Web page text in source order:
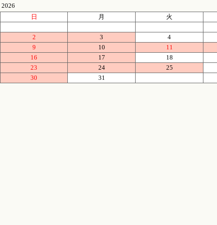
2026
日
月 火
2 3
4
9
10
11
16
17
18
23
24
25
30
31